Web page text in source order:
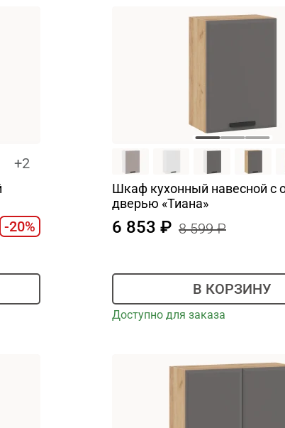
+2
-20%
Шкаф кухонный навесной с
дверью «Тиана»
6 853 8 599
В КОРЗИНУ
Доступно для заказа